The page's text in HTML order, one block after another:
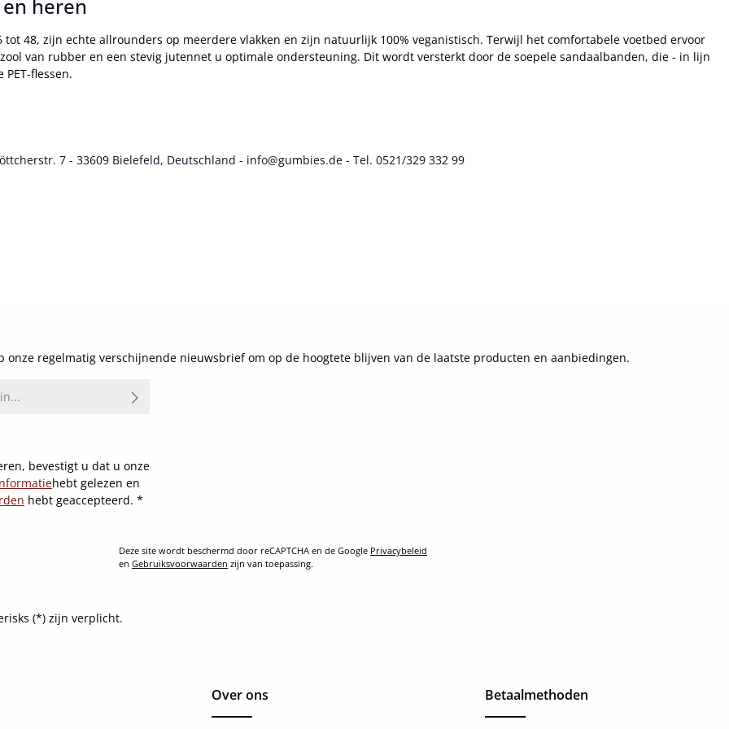
heren
tot 48, zijn echte allrounders op meerdere vlakken en zijn natuurlijk 100% veganistisch. Terwijl het comfortabele voetbed ervoor
van rubber en een stevig jutennet u optimale ondersteuning. Dit wordt versterkt door de soepele sandaalbanden, die - in lijn
flessen.
7 - 33609 Bielefeld, Deutschland - info@gumbies.de - Tel. 0521/329 332 99
onze regelmatig verschijnende nieuwsbrief om op de hoogtete blijven van de laatste producten en aanbiedingen.
bevestigt u dat u onze
hebt gelezen en
hebt geaccepteerd. *
Deze site wordt beschermd door reCAPTCHA en de Google Privacybeleid
en Gebruiksvoorwaarden zijn van toepassing.
(*) zijn verplicht.
Over ons Betaalmethoden